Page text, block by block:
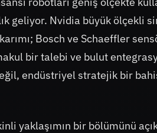
geliyor. Nvidia büyük ölçekli
Bosch ve Schaeffler
bir talebi ve bulut
endüstriyel stratejik bir
yaklaşımın bir bölümünü